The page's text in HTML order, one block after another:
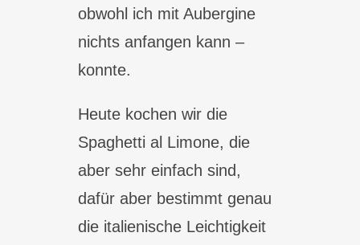
obwohl ich mit Aubergine
nichts anfangen kann –
konnte.
Heute kochen wir die
Spaghetti al Limone, die
aber sehr einfach sind,
dafür aber bestimmt genau
die italienische Leichtigkeit